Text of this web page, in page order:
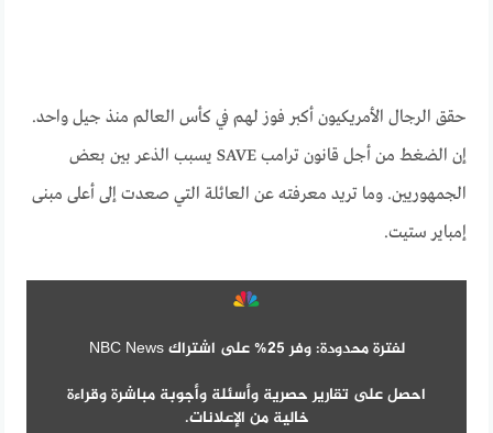
حقق الرجال الأمريكيون أكبر فوز لهم في كأس العالم منذ جيل واحد.
إن الضغط من أجل قانون ترامب SAVE يسبب الذعر بين بعض
الجمهوريين. وما تريد معرفته عن العائلة التي صعدت إلى أعلى مبنى
إمباير ستيت.
لفترة محدودة: وفر 25% على اشتراك NBC News
احصل على تقارير حصرية وأسئلة وأجوبة مباشرة وقراءة
خالية من الإعلانات.